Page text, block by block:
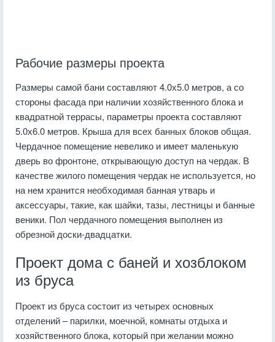
Рабочие размеры проекта
Размеры самой бани составляют 4.0х5.0 метров, а со
стороны фасада при наличии хозяйственного блока и
квадратной террасы, параметры проекта составляют
5.0х6.0 метров. Крыша для всех банных блоков общая.
Чердачное помещение невелико и имеет маленькую
дверь во фронтоне, открывающую доступ на чердак. В
качестве жилого помещения чердак не используется, но
на нем хранится необходимая банная утварь и
аксессуары, такие, как шайки, тазы, лестницы и банные
веники. Пол чердачного помещения выполнен из
обрезной доски-двадцатки.
Проект дома с баней и хозблоком
из бруса
Проект из бруса состоит из четырех основных
отделений – парилки, моечной, комнаты отдыха и
хозяйственного блока, который при желании можно